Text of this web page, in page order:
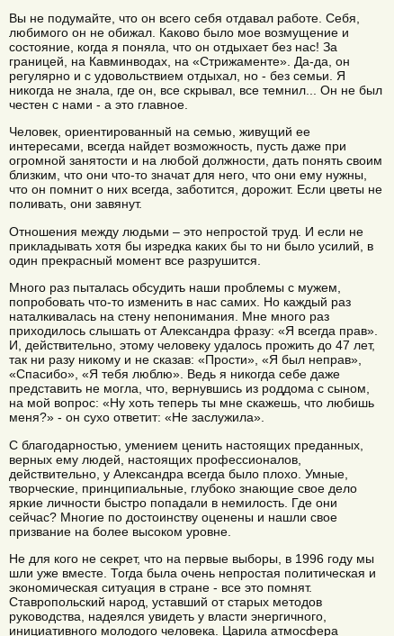
Вы не подумайте, что он всего себя отдавал работе. Себя,
любимого он не обижал. Каково было мое возмущение и
состояние, когда я поняла, что он отдыхает без нас! За
границей, на Кавминводах, на «Стрижаменте». Да-да, он
регулярно и с удовольствием отдыхал, но - без семьи. Я
никогда не знала, где он, все скрывал, все темнил... Он не был
честен с нами - а это главное.
Человек, ориентированный на семью, живущий ее
интересами, всегда найдет возможность, пусть даже при
огромной занятости и на любой должности, дать понять своим
близким, что они что-то значат для него, что они ему нужны,
что он помнит о них всегда, заботится, дорожит. Если цветы не
поливать, они завянут.
Отношения между людьми – это непростой труд. И если не
прикладывать хотя бы изредка каких бы то ни было усилий, в
один прекрасный момент все разрушится.
Много раз пыталась обсудить наши проблемы с мужем,
попробовать что-то изменить в нас самих. Но каждый раз
наталкивалась на стену непонимания. Мне много раз
приходилось слышать от Александра фразу: «Я всегда прав».
И, действительно, этому человеку удалось прожить до 47 лет,
так ни разу никому и не сказав: «Прости», «Я был неправ»,
«Спасибо», «Я тебя люблю». Ведь я никогда себе даже
представить не могла, что, вернувшись из роддома с сыном,
на мой вопрос: «Ну хоть теперь ты мне скажешь, что любишь
меня?» - он сухо ответит: «Не заслужила».
С благодарностью, умением ценить настоящих преданных,
верных ему людей, настоящих профессионалов,
действительно, у Александра всегда было плохо. Умные,
творческие, принципиальные, глубоко знающие свое дело
яркие личности быстро попадали в немилость. Где они
сейчас? Многие по достоинству оценены и нашли свое
призвание на более высоком уровне.
Не для кого не секрет, что на первые выборы, в 1996 году мы
шли уже вместе. Тогда была очень непростая политическая и
экономическая ситуация в стране - все это помнят.
Ставропольский народ, уставший от старых методов
руководства, надеялся увидеть у власти энергичного,
инициативного молодого человека. Царила атмосфера